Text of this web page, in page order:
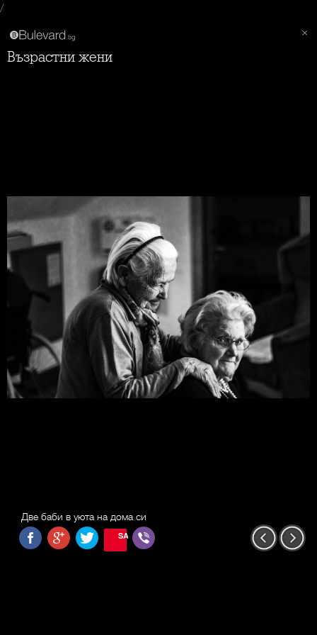
/
Възрастни жени
Две баби в уюта на дома си
SAVE